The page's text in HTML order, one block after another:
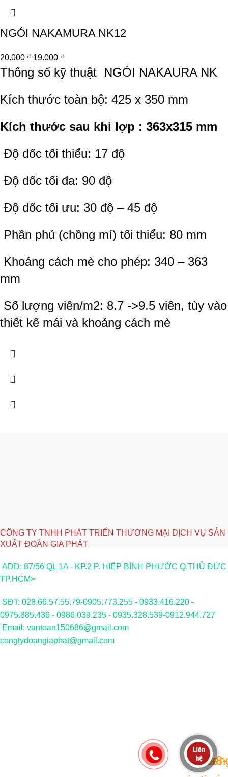
NGÓI NAKAMURA NK12
20.000₫ 19.000 ₫
Thông số kỹ thuật NGÓI NAKAURA NK
Kích thước toàn bộ: 425 x 350 mm
Kích thước sau khi lợp : 363x315 mm
Độ dốc tối thiểu: 17 độ
Độ dốc tối đa: 90 độ
Độ dốc tối ưu: 30 độ – 45 độ
Phần phủ (chồng mí) tối thiểu: 80 mm
Khoảng cách mè cho phép: 340 – 363
mm
Số lượng viên/m2: 8.7 ->9.5 viên, tùy vào
thiết kế mái và khoảng cách mè
CÔNG TY TNHH PHÁT TRIỂN THƯƠNG MẠI DỊCH VỤ SẢN
XUẤT ĐOÀN GIA PHÁT
ADD: 87/56 QL 1A - KP.2 P. HIỆP BÌNH PHƯỚC Q.THỦ ĐỨC
TP.HCM>
SĐT: 028.66.57.55.79-0905.773.255 - 0933.416.220 -
0975.885.436 - 0986.039.235 - 0935.328.539-0912.944.727
Email: vantoan150686@gmail.com
congtydoangiaphat@gmail.com